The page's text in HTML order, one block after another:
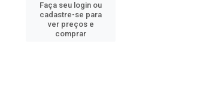
Faça seu login ou
cadastre-se para
ver preços e
comprar